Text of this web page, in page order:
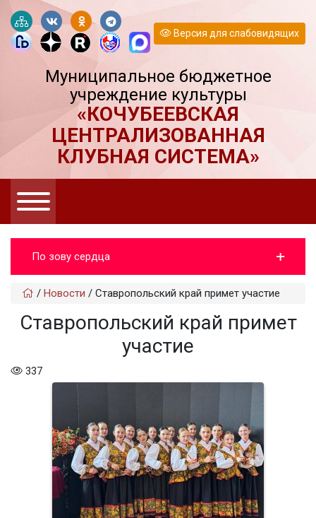
Версия для слабовидящих
Муниципальное бюджетное
учреждение культуры
«КОЧУБЕЕВСКАЯ
ЦЕНТРАЛИЗОВАННАЯ
КЛУБНАЯ СИСТЕМА»
По зову сердца
/ Новости / Ставропольский край примет участие
Ставропольский край примет
участие
337